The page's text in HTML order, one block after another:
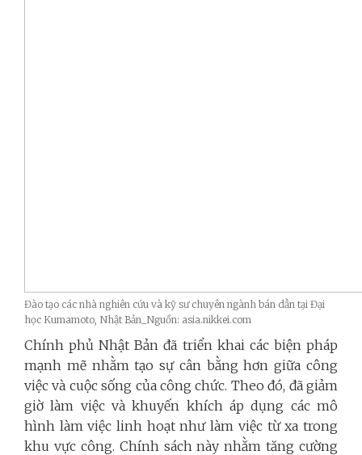
Đào tạo các nhà nghiên cứu và kỹ sư chuyên ngành bán dẫn tại Đại
học Kumamoto, Nhật Bản_Nguồn: asia.nikkei.com
Chính phủ Nhật Bản đã triển khai các biện pháp
mạnh mẽ nhằm tạo sự cân bằng hơn giữa công
việc và cuộc sống của công chức. Theo đó, đã giảm
giờ làm việc và khuyến khích áp dụng các mô
hình làm việc linh hoạt như làm việc từ xa trong
khu vực công. Chính sách này nhằm tăng cường